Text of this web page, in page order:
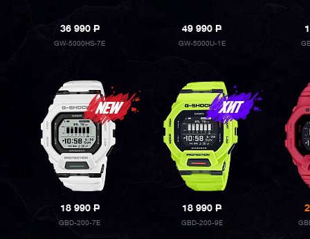
36 990P
GW-5000HS-7E
49 990P
GW-5000U-1E
18 990P
GBD-200-7E
18 990P
GBD-200-9E